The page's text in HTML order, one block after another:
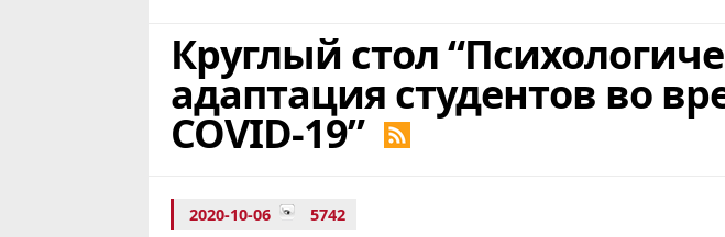
Круглый стол
адаптация студентов во
COVID-19”
2020-10-06 5742